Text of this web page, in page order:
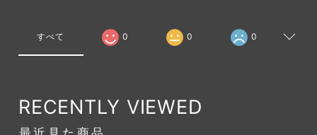
すべて 0 0 0
RECENTLY VIEWED